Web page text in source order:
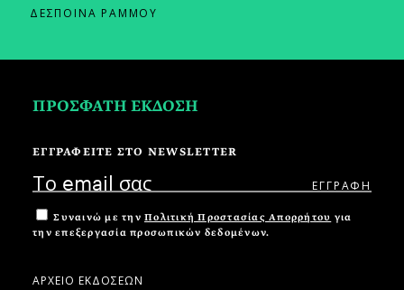
ΔΕΣΠΟΙΝΑ ΡΑΜΜΟΥ
ΠΡΟΣΦΑΤΗ ΕΚΔΟΣΗ
ΕΓΓΡΑΦΕΙΤΕ ΣΤΟ NEWSLETTER
Συναινώ με την Πολιτική Προστασίας Απορρήτου για
την επεξεργασία προσωπικών δεδομένων.
ΑΡΧΕΙΟ ΕΚΔΟΣΕΩΝ